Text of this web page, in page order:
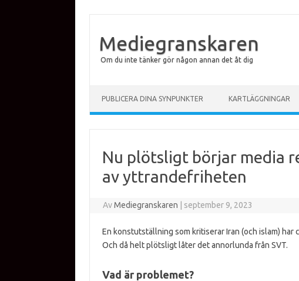
Mediegranskaren
Om du inte tänker gör någon annan det åt dig
PUBLICERA DINA SYNPUNKTER KARTLÄGGNINGAR
Nu plötsligt börjar media
av yttrandefriheten
AvMediegranskaren september 9, 2023
En konstutställning som kritiserar Iran (och islam)
Och då helt plötsligt låter det annorlunda från SVT.
Vad är problemet?